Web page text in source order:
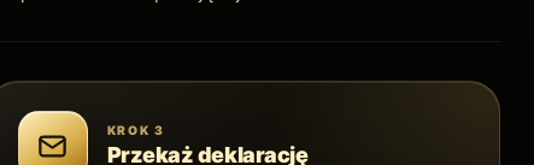
KROK 3
Przekaż deklarację